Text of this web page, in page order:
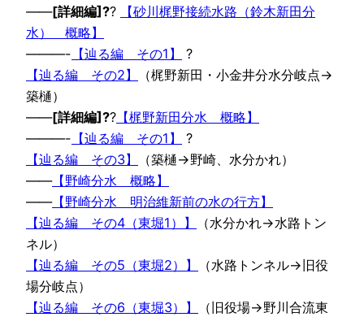
——[詳細編]??
【砂川梶野接続水路（鈴木新田分
水） 概略】
———- 【辿る編 その1】
?
【辿る編 その2】
（梶野新田・小金井分水分岐点→
築樋）
——[詳細編]?? 【梶野新田分水 概略】
———- 【辿る編 その1】
?
【辿る編 その3】
（築樋→野崎、水分かれ）
——【野崎分水 概略】
——【野崎分水 明治維新前の水の行方】
【辿る編 その4（東堀1）】
（水分かれ→水路トン
ネル）
【辿る編 その5（東堀2）】
（水路トンネル→旧役
場分岐点）
【辿る編 その6（東堀3）】
（旧役場→野川合流東